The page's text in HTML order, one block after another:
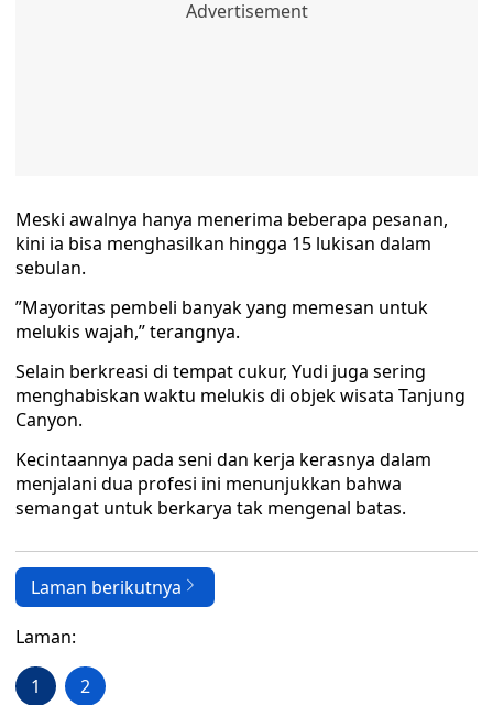
Meski awalnya hanya menerima beberapa pesanan,
kini ia bisa menghasilkan hingga 15 lukisan dalam
sebulan.
”Mayoritas pembeli banyak yang memesan untuk
melukis wajah,” terangnya.
Selain berkreasi di tempat cukur, Yudi juga sering
menghabiskan waktu melukis di objek wisata Tanjung
Canyon.
Kecintaannya pada seni dan kerja kerasnya dalam
menjalani dua profesi ini menunjukkan bahwa
semangat untuk berkarya tak mengenal batas.
Laman berikutnya
Laman:
1 2